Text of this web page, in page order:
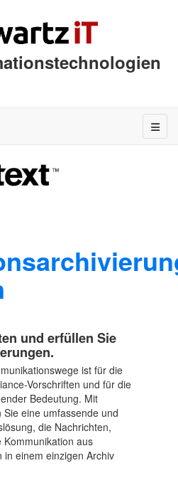
und erfüllen Sie
ist für die
Vorschriften und für die
Bedeutung. Mit
Sie eine umfassende und
die Nachrichten,
aus
einem einzigen Archiv